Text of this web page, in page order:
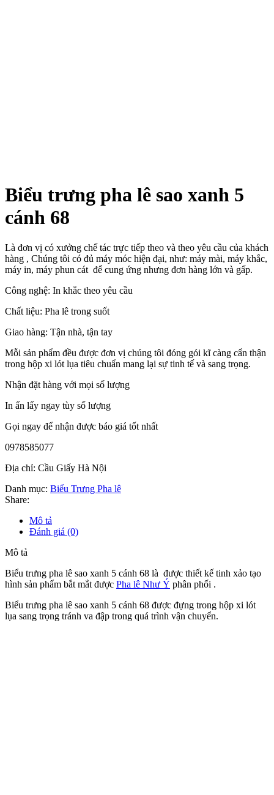
Biểu trưng pha lê sao xanh 5
cánh 68
Là đơn vị có xưởng chế tác trực tiếp theo và theo yêu cầu của khách
hàng , Chúng tôi có đủ máy móc hiện đại, như: máy mài, máy khắc,
máy in, máy phun cát để cung ứng nhưng đơn hàng lớn và gấp.
Công nghệ: In khắc theo yêu cầu
Chất liệu: Pha lê trong suốt
Giao hàng: Tận nhà, tận tay
Mỗi sản phẩm đều được đơn vị chúng tôi đóng gói kĩ càng cẩn thận
trong hộp xi lót lụa tiêu chuẩn mang lại sự tinh tế và sang trọng.
Nhận đặt hàng với mọi số lượng
In ấn lấy ngay tùy số lượng
Gọi ngay để nhận được báo giá tốt nhất
0978585077
Địa chỉ: Cầu Giấy Hà Nội
Danh mục: Biểu Trưng Pha lê
Share:
Mô tả
Đánh giá (0)
Mô tả
Biểu trưng pha lê sao xanh 5 cánh 68 là được thiết kế tinh xảo tạo
hình sản phẩm bắt mắt được Pha lê Như Ý phân phối .
Biểu trưng pha lê sao xanh 5 cánh 68 được đựng trong hộp xi lót
lụa sang trọng tránh va đập trong quá trình vận chuyển.